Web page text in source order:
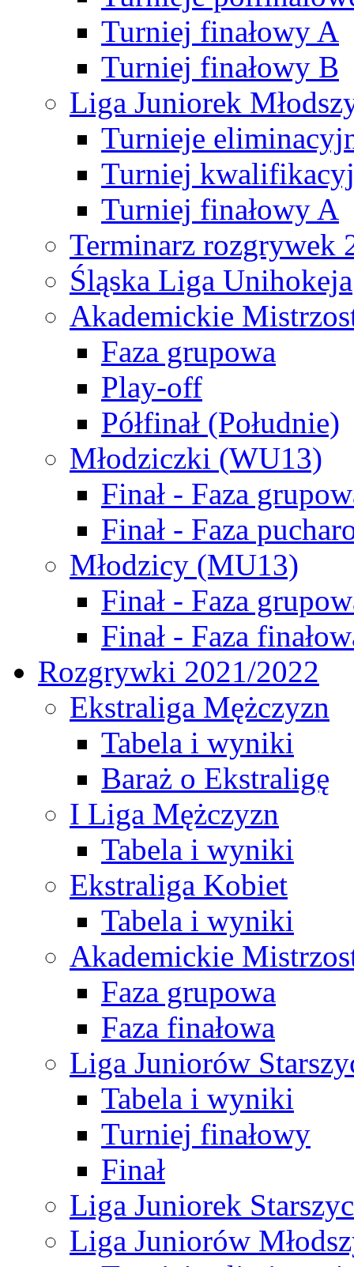
Turniej finałowy A
Turniej finałowy B
Liga Juniorek
Turnieje
Turniej
Turniej finałowy A
Terminarz rozgrywek
Śląska Liga Unihokeja
Akademickie
Faza grupowa
Play-off
Półfinał (Południe)
Młodziczki (WU13)
Finał - Faza
Finał - Faza
Młodzicy (MU13)
Finał - Faza
Finał - Faza
Rozgrywki 2021/2022
Ekstraliga Mężczyzn
Tabela i wyniki
Baraż o Ekstraligę
I Liga Mężczyzn
Tabela i wyniki
Ekstraliga Kobiet
Tabela i wyniki
Akademickie
Faza grupowa
Faza finałowa
Liga Juniorów
Tabela i wyniki
Turniej finałowy
Finał
Liga Juniorek
Liga Juniorów